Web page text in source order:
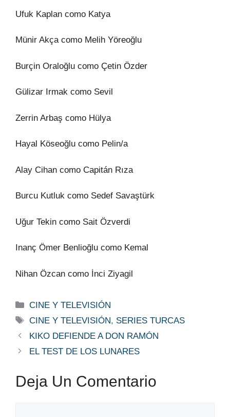
Ufuk Kaplan como Katya
Münir Akça como Melih Yöreoğlu
Burçin Oraloğlu como Çetin Özder
Gülizar Irmak como Sevil
Zerrin Arbaş como Hülya
Hayal Köseoğlu como Pelin/a
Alay Cihan como Capitán Rıza
Burcu Kutluk como Sedef Savaştürk
Uğur Tekin como Sait Özverdi
Inanç Ömer Benlioğlu como Kemal
Nihan Özcan como İnci Ziyagil
Categorías
CINE Y TELEVISIÓN
Etiquetas
CINE Y TELEVISIÓN, SERIES TURCAS
KIKO DEFIENDE A DON RAMÓN
EL TEST DE LOS LUNARES
Deja Un Comentario